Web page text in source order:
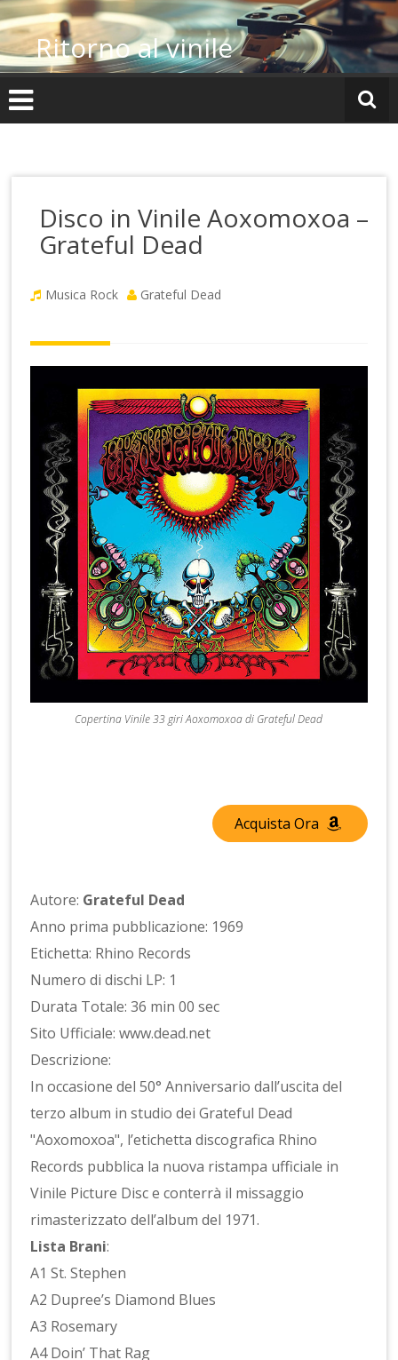
Vai
al
contenutoRitorno al vinile
Disco in Vinile Aoxomoxoa –
Grateful Dead
Musica Rock Grateful Dead
Copertina Vinile 33 giri Aoxomoxoa di Grateful Dead
Acquista Ora
Autore: Grateful Dead
Anno prima pubblicazione: 1969
Etichetta: Rhino Records
Numero di dischi LP: 1
Durata Totale: 36 min 00 sec
Sito Ufficiale: www.dead.net
Descrizione:
In occasione del 50° Anniversario dall’uscita del
terzo album in studio dei Grateful Dead
"Aoxomoxoa", l’etichetta discografica Rhino
Records pubblica la nuova ristampa ufficiale in
Vinile Picture Disc e conterrà il missaggio
rimasterizzato dell’album del 1971.
Lista Brani:
A1 St. Stephen
A2 Dupree’s Diamond Blues
A3 Rosemary
A4 Doin’ That Rag